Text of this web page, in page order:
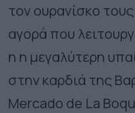
τον ουρανίσκο
αγορά που
η η μεγαλύτερη
στην καρδιά της
Mercado de La